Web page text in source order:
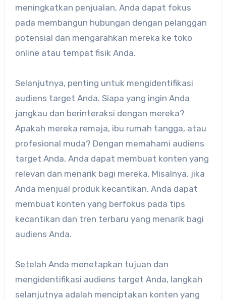
meningkatkan penjualan, Anda dapat fokus
pada membangun hubungan dengan pelanggan
potensial dan mengarahkan mereka ke toko
online atau tempat fisik Anda.
Selanjutnya, penting untuk mengidentifikasi
audiens target Anda. Siapa yang ingin Anda
jangkau dan berinteraksi dengan mereka?
Apakah mereka remaja, ibu rumah tangga, atau
profesional muda? Dengan memahami audiens
target Anda, Anda dapat membuat konten yang
relevan dan menarik bagi mereka. Misalnya, jika
Anda menjual produk kecantikan, Anda dapat
membuat konten yang berfokus pada tips
kecantikan dan tren terbaru yang menarik bagi
audiens Anda.
Setelah Anda menetapkan tujuan dan
mengidentifikasi audiens target Anda, langkah
selanjutnya adalah menciptakan konten yang